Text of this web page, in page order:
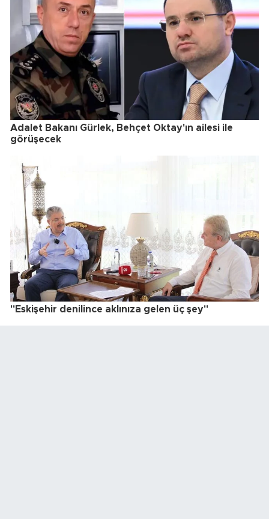
Adalet Bakanı Gürlek, Behçet Oktay'ın ailesi ile
görüşecek
"Eskişehir denilince aklınıza gelen üç şey"